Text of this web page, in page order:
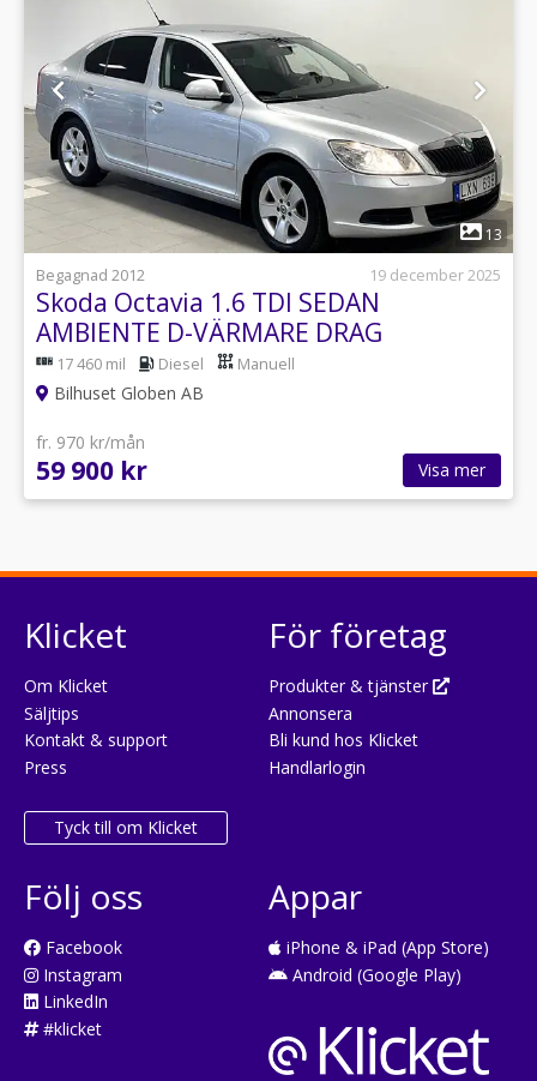
1
13
Begagnad 2012
19 december 2025
Skoda Octavia 1.6 TDI SEDAN
AMBIENTE D-VÄRMARE DRAG
17 460 mil Diesel Manuell
Bilhuset Globen AB
fr. 970 kr/mån
59 900 kr Visa mer
Klicket
Om Klicket
Säljtips
Kontakt & support
Press
Tyck till om Klicket
För företag
Produkter & tjänster
Annonsera
Bli kund hos Klicket
Handlarlogin
Följ oss
Facebook
Instagram
LinkedIn
#klicket
Appar
iPhone & iPad (App Store)
Android (Google Play)